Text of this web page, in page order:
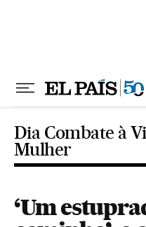
Dia Combate à
Mulher
‘Um